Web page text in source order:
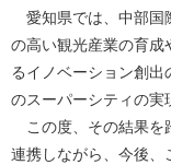
愛知県では、中部国
の高い観光産業の育成
るイノベーション創
のスーパーシティの実
この度、その結果を
連携しながら、今後、